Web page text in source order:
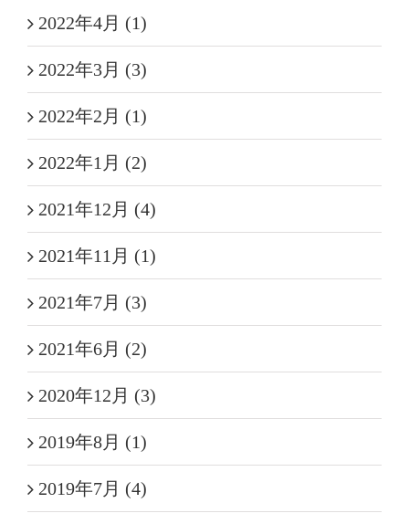
2022年4月 (1)
2022年3月 (3)
2022年2月 (1)
2022年1月 (2)
2021年12月 (4)
2021年11月 (1)
2021年7月 (3)
2021年6月 (2)
2020年12月 (3)
2019年8月 (1)
2019年7月 (4)